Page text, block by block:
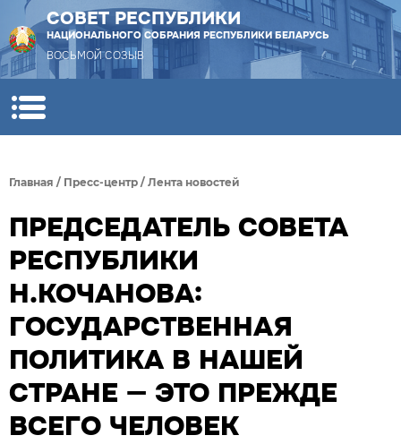
СОВЕТ РЕСПУБЛИКИ
НАЦИОНАЛЬНОГО СОБРАНИЯ РЕСПУБЛИКИ БЕЛАРУСЬ
ВОСЬМОЙ СОЗЫВ
Главная / Пресс-центр / Лента новостей
ПРЕДСЕДАТЕЛЬ СОВЕТА
РЕСПУБЛИКИ
Н.КОЧАНОВА:
ГОСУДАРСТВЕННАЯ
ПОЛИТИКА В НАШЕЙ
СТРАНЕ — ЭТО ПРЕЖДЕ
ВСЕГО ЧЕЛОВЕК